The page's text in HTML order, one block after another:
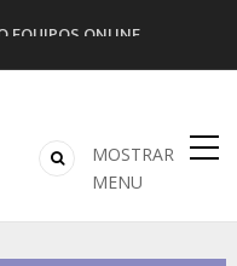
EQUIPOS ONLINE
REVISTA
TORNEOS FUNBRIDGE
MOSTRAR
MENU